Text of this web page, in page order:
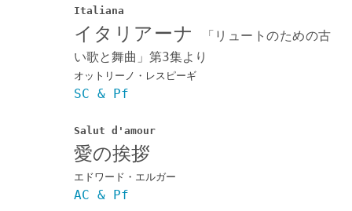
Italiana
イタリアーナ
「リュートのための古
い歌と舞曲」第3集より
オットリーノ・レスピーギ
SC & Pf
Salut d'amour
愛の挨拶
エドワード・エルガー
AC & Pf